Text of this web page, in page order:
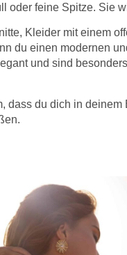
oder feine Spitze. Sie
Kleider mit einem
du einen modernen
und sind
dass du dich in